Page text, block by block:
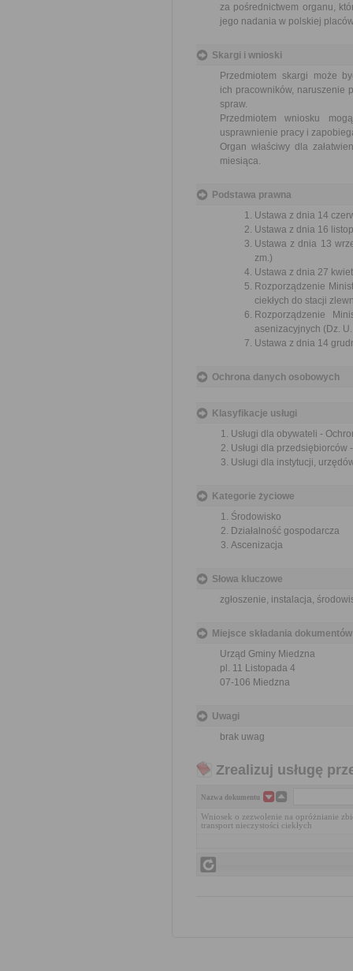
za pośrednictwem organu,
jego nadania w polskiej
Skargi i wnioski
Przedmiotem skargi może
ich pracowników, naruszenie
spraw.
Przedmiotem wniosku
usprawnienie pracy i
Organ właściwy dla
miesiąca.
Podstawa prawna
Ustawa z dnia 14
Ustawa z dnia 16
Ustawa z dnia 13
zm.)
Ustawa z dnia 27
Rozporządzenie
ciekłych do stacji
Rozporządzenie
asenizacyjnych (Dz.
Ustawa z dnia 14
Ochrona danych osobowych
Klasyfikacje usługi
Usługi dla obywateli -
Usługi dla
Usługi dla instytucji,
Kategorie życiowe
Środowisko
Działalność gospodarcza
Ascenizacja
Słowa kluczowe
zgłoszenie, instalacja,
Miejsce składania dokumentów
Urząd Gminy Miedzna
pl. 11 Listopada 4
07-106 Miedzna
Uwagi
brak uwag
Zrealizuj usługę
Nazwa dokumentu
Wniosek o zezwolenie na opróżnianie
transport nieczystości ciekłych